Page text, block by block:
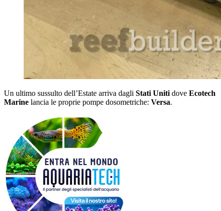
Un ultimo sussulto dell’Estate arriva dagli Stati Uniti dove Ecotech
Marine lancia le proprie pompe dosometriche: Versa.